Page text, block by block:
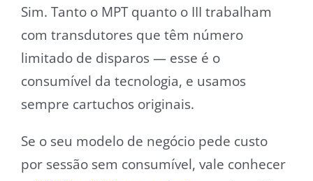
Sim. Tanto o MPT quanto o III trabalham
com transdutores que têm número
limitado de disparos — esse é o
consumível da tecnologia, e usamos
sempre cartuchos originais.
Se o seu modelo de negócio pede custo
por sessão sem consumível, vale conhecer